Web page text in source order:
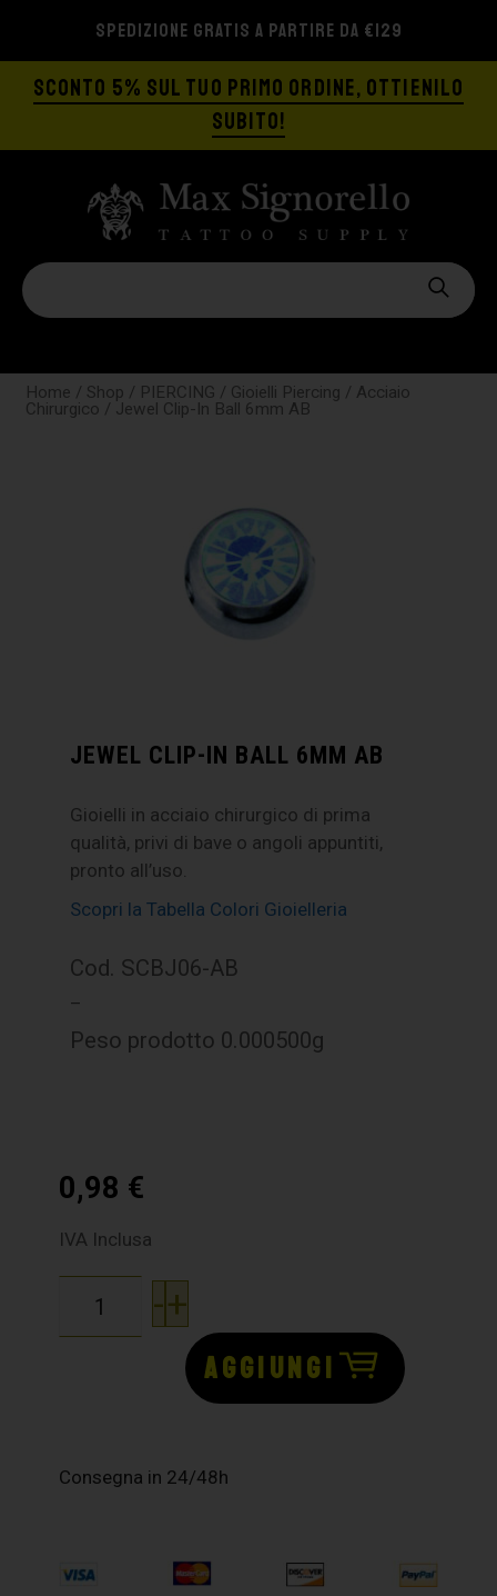
SPEDIZIONE GRATIS A PARTIRE DA €129
SCONTO 5% SUL TUO PRIMO ORDINE, OTTIENILO
SUBITO!
Home / Shop / PIERCING / Gioielli Piercing / Acciaio
Chirurgico / Jewel Clip-In Ball 6mm AB
JEWEL CLIP-IN BALL 6MM AB
Gioielli in acciaio chirurgico di prima
qualità, privi di bave o angoli appuntiti,
pronto all’uso.
Scopri la Tabella Colori Gioielleria
Cod. SCBJ06-AB
–
Peso prodotto 0.000500g
0,98 €
IVA Inclusa
-+
AGGIUNGI
Consegna in 24/48h